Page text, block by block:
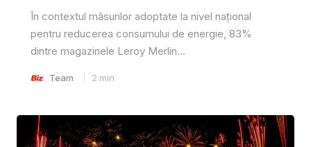
În contextul măsurilor adoptate la nivel național
pentru reducerea consumului de energie, 83%
dintre magazinele Leroy Merlin...
Team 2 min